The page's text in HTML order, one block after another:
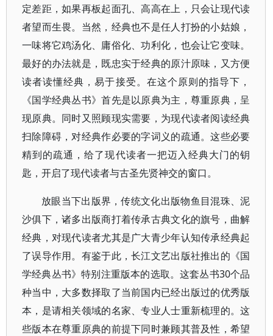
定差距，如果再板起面孔、高高在上，只会让现代读
者望而生畏。当然，经典也不是任人打扮的小姑娘，
一味将它鸡汤化、庸俗化、功利化，也会让它变味。
最好的办法就是，既忠实于经典的原汁原味，又方便
读者读懂经典，易于接受。在这个原则的指导下，
《国学经典丛书》首先是以原典为主，尊重原典，呈
现原典。同时又照顾现实需要，为现代读者阅读经典
扫除障碍，对经典作必要的字词义的疏通。这些必要
精到的疏通，给了现代读者一把迈入经典大门的钥
匙，开启了现代读者与古圣先贤神交的窗口。
放眼当下出版界，传统文化出版物鱼目混珠、泥
沙俱下，诸多出版商打着传承古典文化的旗号，曲解
经典，对现代读者尤其是广大青少年认知传承经典起
了误导作用。有鉴于此，长江文艺出版社推出的《国
学经典丛书》特别注重版本的选取。这套丛书30个品
种当中，大多数择取了当前国内已经出版过的优秀版
本，是请相关领域的名家、专业人士重新梳理的。这
些版本在尊重原典的前提下同时兼顾其普及性，希望